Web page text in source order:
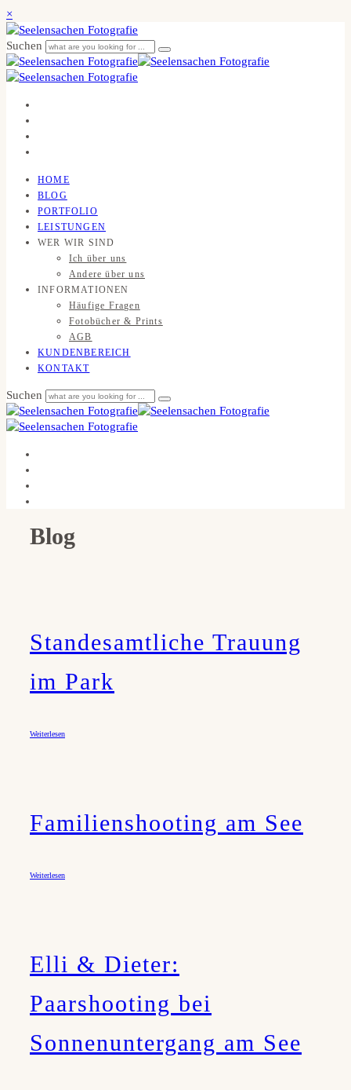
×
Suchen
HOME
BLOG
PORTFOLIO
LEISTUNGEN
WER WIR SIND
Ich über uns
Andere über uns
INFORMATIONEN
Häufige Fragen
Fotobücher & Prints
AGB
KUNDENBEREICH
KONTAKT
Suchen
Blog
Standesamtliche Trauung
im Park
Weiterlesen
Familienshooting am See
Weiterlesen
Elli & Dieter:
Paarshooting bei
Sonnenuntergang am See